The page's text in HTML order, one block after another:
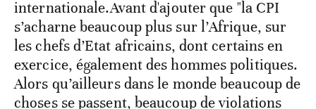
internationale.Avant d'ajouter que "la CPI
s’acharne beaucoup plus sur l’Afrique, sur
les chefs d’Etat africains, dont certains en
exercice, également des hommes politiques.
Alors qu’ailleurs dans le monde beaucoup de
choses se passent, beaucoup de violations